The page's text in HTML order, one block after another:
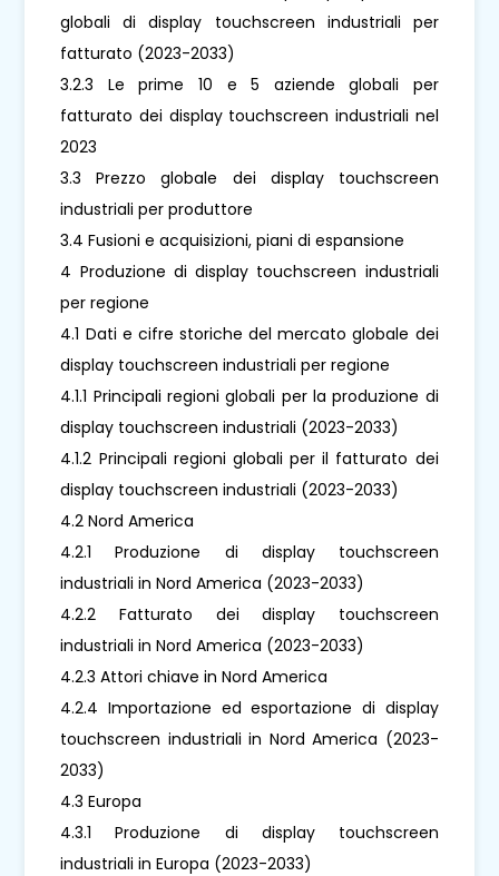
globali di display touchscreen industriali per
fatturato (2023-2033)
3.2.3 Le prime 10 e 5 aziende globali per
fatturato dei display touchscreen industriali nel
2023
3.3 Prezzo globale dei display touchscreen
industriali per produttore
3.4 Fusioni e acquisizioni, piani di espansione
4 Produzione di display touchscreen industriali
per regione
4.1 Dati e cifre storiche del mercato globale dei
display touchscreen industriali per regione
4.1.1 Principali regioni globali per la produzione di
display touchscreen industriali (2023-2033)
4.1.2 Principali regioni globali per il fatturato dei
display touchscreen industriali (2023-2033)
4.2 Nord America
4.2.1 Produzione di display touchscreen
industriali in Nord America (2023-2033)
4.2.2 Fatturato dei display touchscreen
industriali in Nord America (2023-2033)
4.2.3 Attori chiave in Nord America
4.2.4 Importazione ed esportazione di display
touchscreen industriali in Nord America (2023-
2033)
4.3 Europa
4.3.1 Produzione di display touchscreen
industriali in Europa (2023-2033)